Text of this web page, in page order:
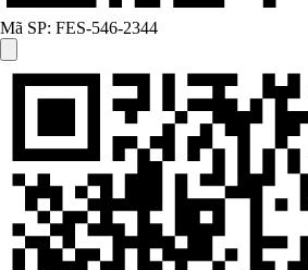
Mã SP: FES-546-2344